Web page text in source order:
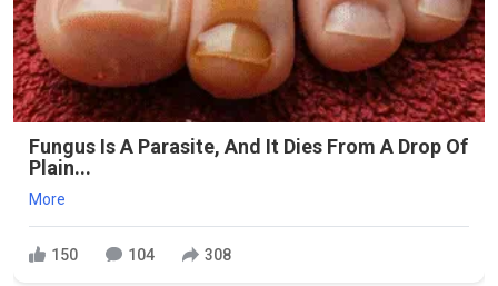
Fungus Is A Parasite, And It Dies From A Drop Of
Plain...
More
150 104 308